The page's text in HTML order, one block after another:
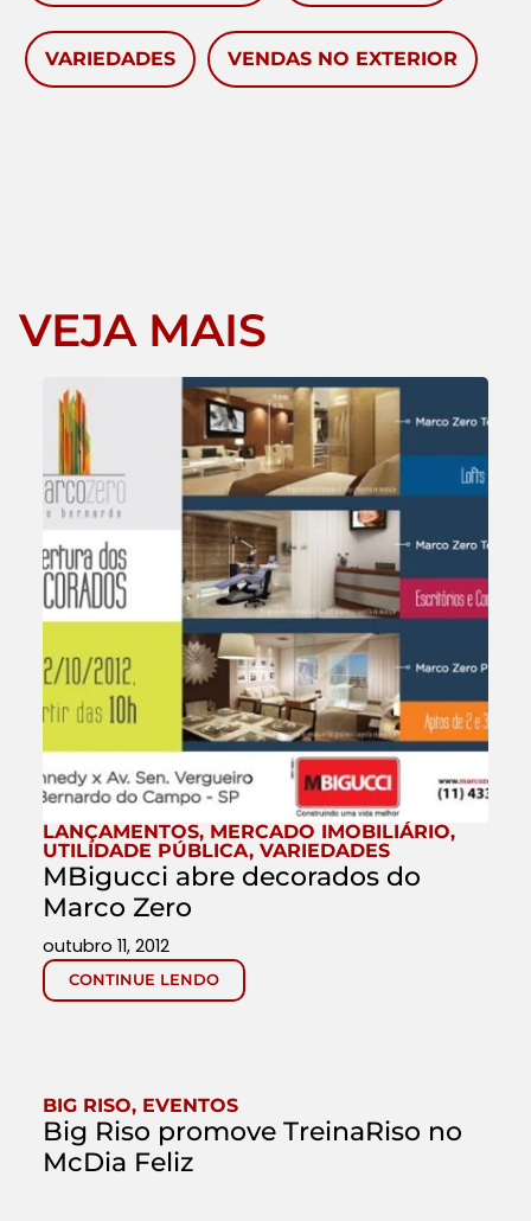
VARIEDADES VENDAS NO EXTERIOR
VEJA MAIS
LANÇAMENTOS, MERCADO IMOBILIÁRIO,
UTILIDADE PÚBLICA, VARIEDADES
MBigucci abre decorados do
Marco Zero
CONTINUE LENDO
outubro 11, 2012
BIG RISO, EVENTOS
Big Riso promove TreinaRiso no
McDia Feliz